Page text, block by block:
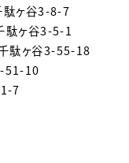
ヶ谷3-8-7
駄ヶ谷3-5-1
駄ヶ谷3-55-18
51-10
7